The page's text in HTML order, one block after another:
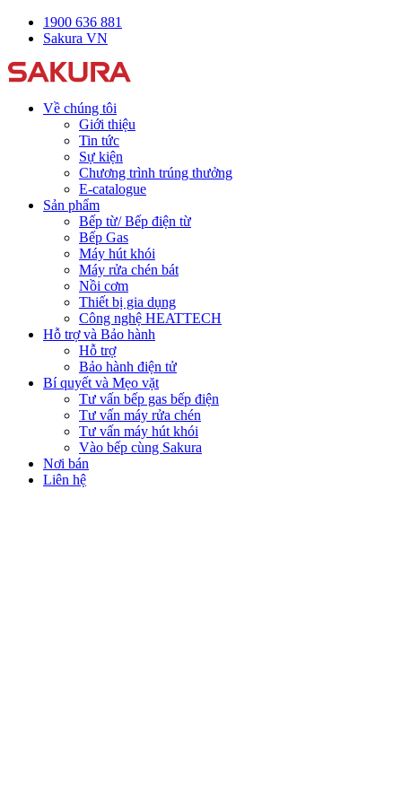
1900 636 881
Sakura VN
Về chúng tôi
Giới thiệu
Tin tức
Sự kiện
Chương trình trúng thưởng
E-catalogue
Sản phẩm
Bếp từ/ Bếp điện từ
Bếp Gas
Máy hút khói
Máy rửa chén bát
Nồi cơm
Thiết bị gia dụng
Công nghệ HEATTECH
Hỗ trợ và Bảo hành
Hỗ trợ
Bảo hành điện tử
Bí quyết và Mẹo vặt
Tư vấn bếp gas bếp điện
Tư vấn máy rửa chén
Tư vấn máy hút khói
Vào bếp cùng Sakura
Nơi bán
Liên hệ